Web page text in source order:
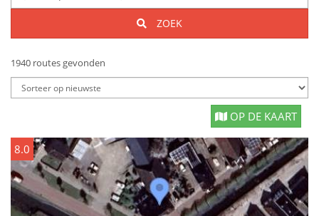
ZOEK
1940 routes gevonden
OP DE KAART
8.0